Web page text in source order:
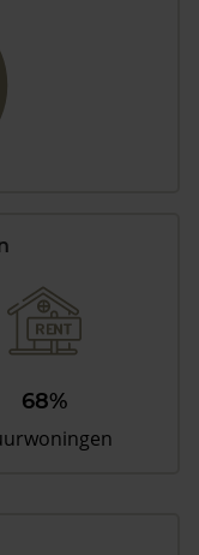
68%